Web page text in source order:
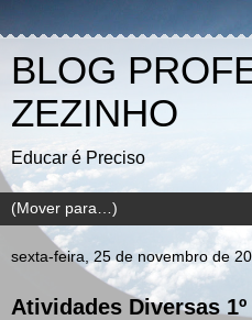
BLOG
ZEZINHO
Educar é Preciso
sexta-feira, 25 de novembro de
Atividades Diversas